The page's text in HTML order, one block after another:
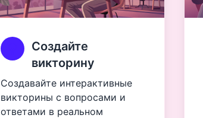
Создайте
викторину
Создавайте интерактивные
викторины с вопросами и
ответами в реальном